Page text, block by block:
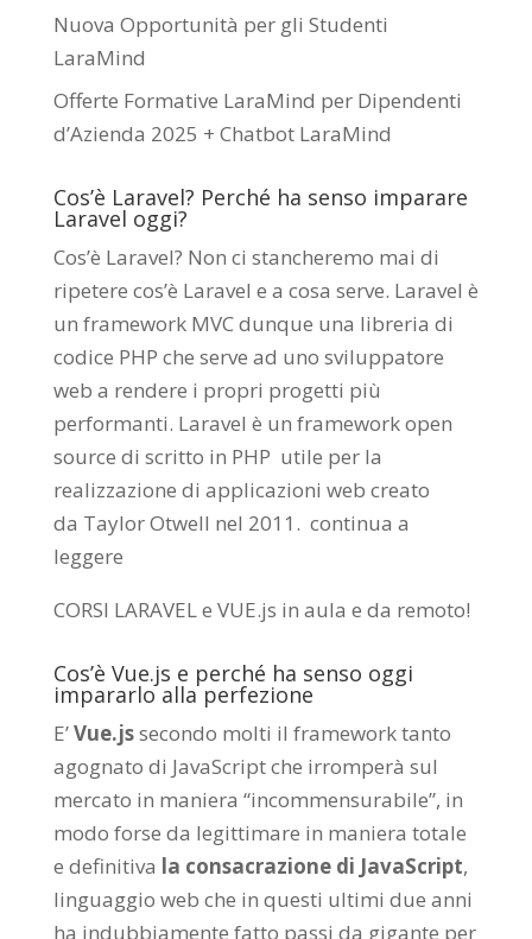
Nuova Opportunità per gli Studenti
LaraMind
Offerte Formative LaraMind per Dipendenti
d’Azienda 2025 + Chatbot LaraMind
Cos’è Laravel? Perché ha senso imparare
Laravel oggi?
Cos’è Laravel? Non ci stancheremo mai di
ripetere cos’è Laravel e a cosa serve. Laravel è
un framework MVC dunque una libreria di
codice PHP che serve ad uno sviluppatore
web a rendere i propri progetti più
performanti. Laravel è un framework open
source di scritto in PHP utile per la
realizzazione di applicazioni web creato
da Taylor Otwell nel 2011. continua a
leggere
CORSI LARAVEL e VUE.js in aula e da remoto!
Cos’è Vue.js e perché ha senso oggi
impararlo alla perfezione
E’Vue.jssecondo molti il framework tanto
agognato di JavaScript che irromperà sul
mercato in maniera “incommensurabile”, in
modo forse da legittimare in maniera totale
e definitiva la consacrazione di JavaScript,
linguaggio web che in questi ultimi due anni
ha indubbiamente fatto passi da gigante per